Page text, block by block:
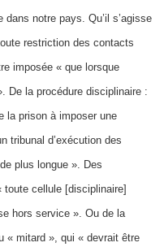
notre pays. Qu’il s’agisse
restriction des contacts
imposée « que lorsque
De la procédure disciplinaire :
la prison à imposer une
tribunal d’exécution des
plus longue ». Des
toute cellule [disciplinaire]
hors service ». Ou de la
« mitard », qui « devrait être